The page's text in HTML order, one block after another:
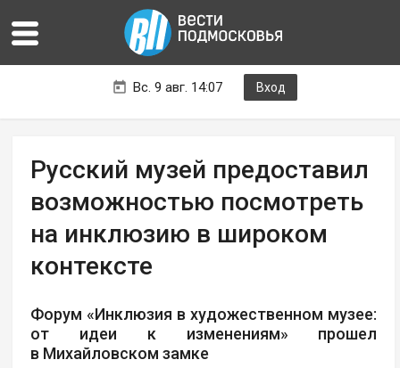
Вс. 9 авг. 14:07 Вход
Русский музей предоставил
возможностью посмотреть
на инклюзию в широком
контексте
Форум «Инклюзия в художественном музее:
от идеи к изменениям» прошел
в Михайловском замке